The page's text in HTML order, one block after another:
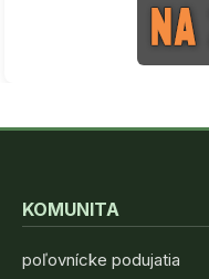
KOMUNITA
poľovnícke podujatia